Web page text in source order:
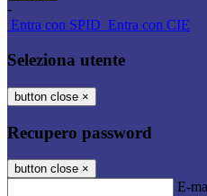
-
Entra con SPID Entra con CIE
Seleziona utente
button close ×
Recupero password
button close ×
E-